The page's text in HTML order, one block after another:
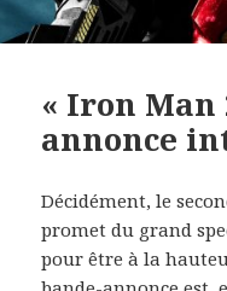
« Iron Man
annonce
Décidément, le
promet du grand
pour être à la